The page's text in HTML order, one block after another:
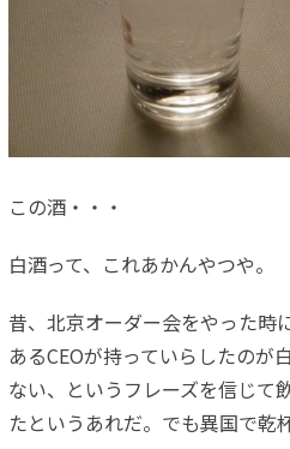
この酒・・・
白酒って、これあかんやつや。
昔、北京オーダー会をやった時
あるCEOが持っていらしたのが
ない、というフレーズを信じて
たというあれだ。でも異国で乾